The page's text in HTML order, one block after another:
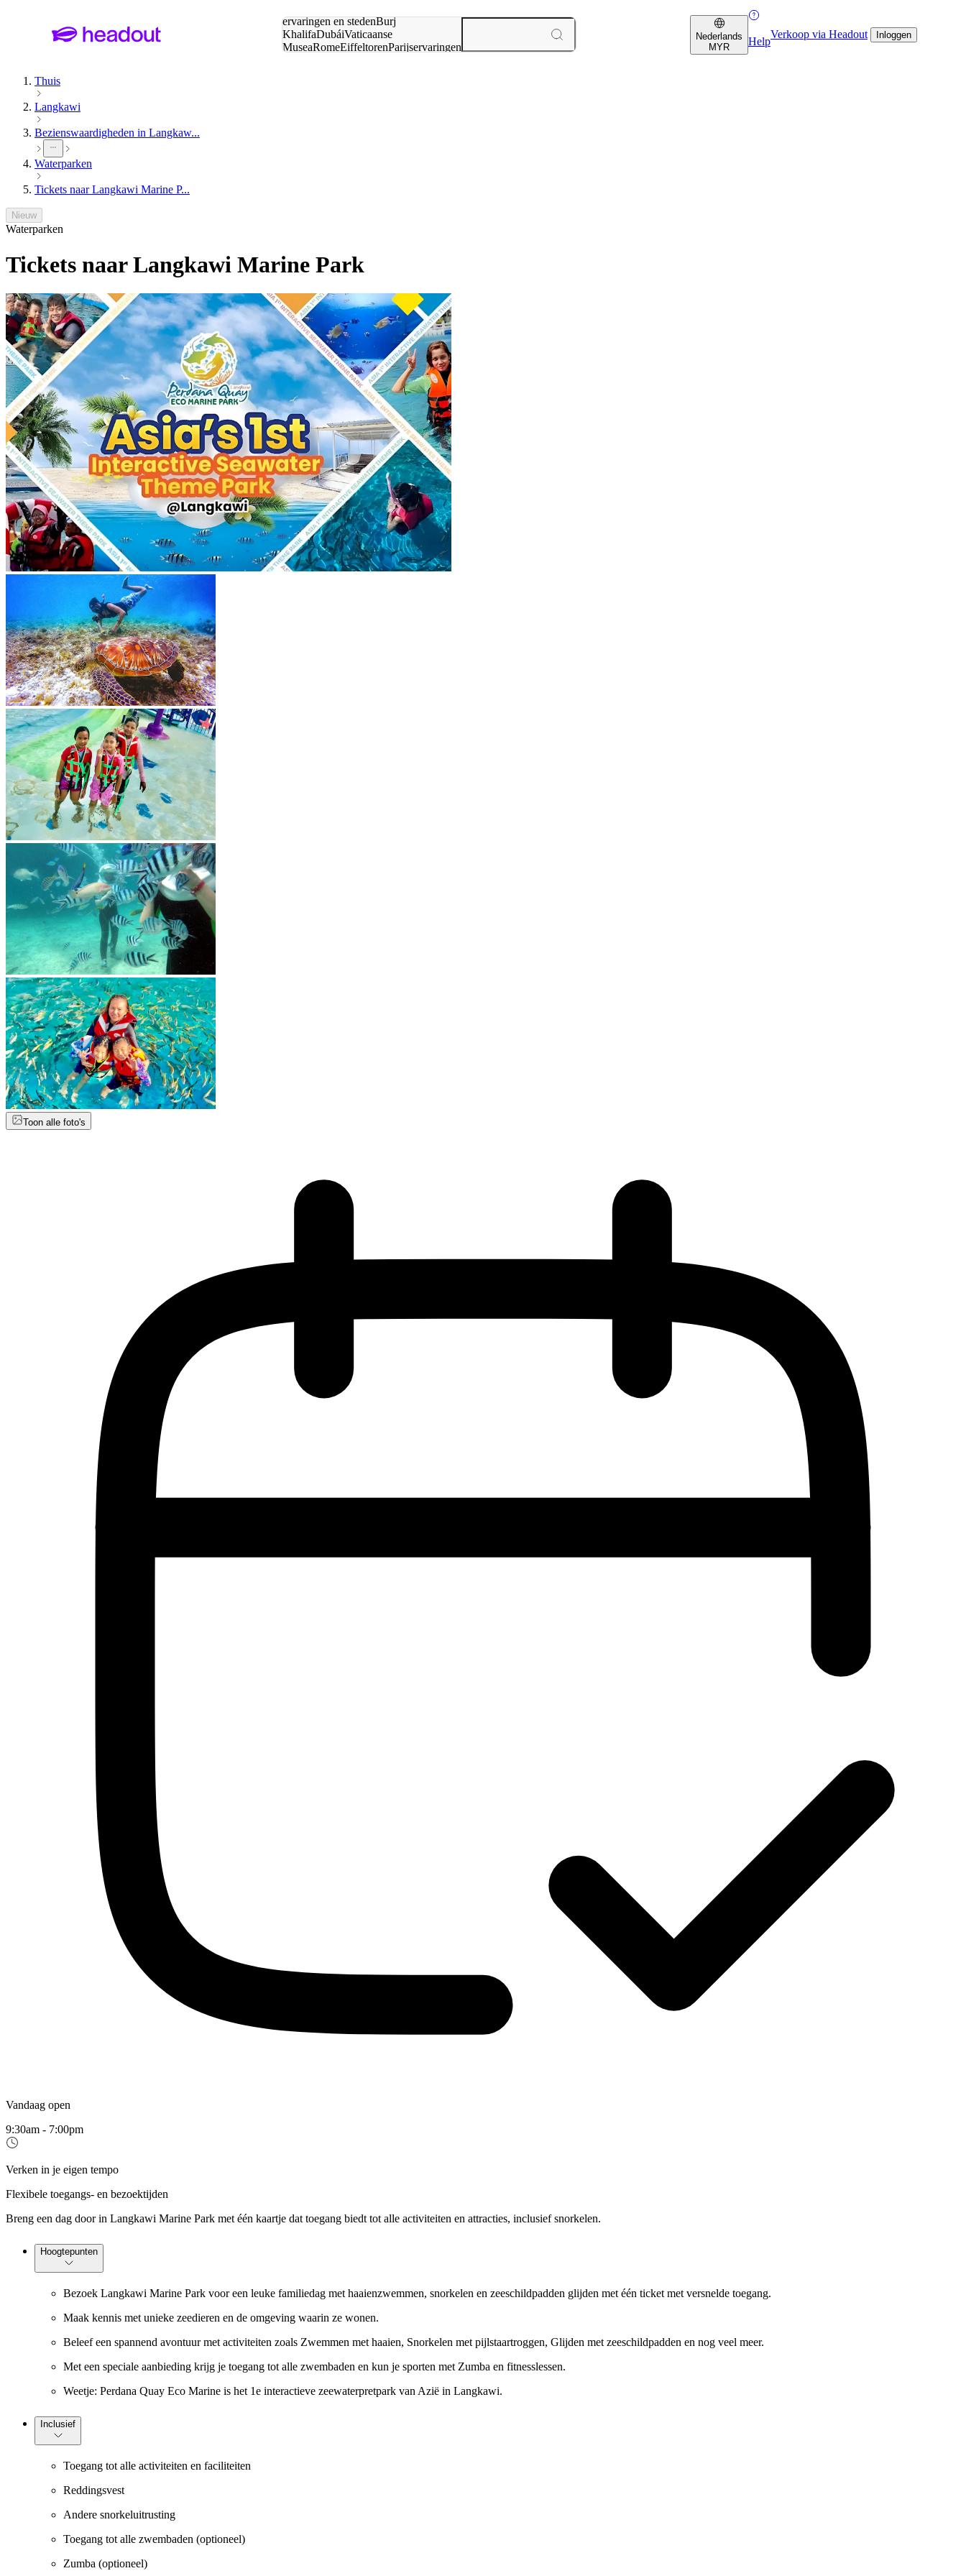
ervaringen en stedenBurj
KhalifaDubáiVaticaanse
MuseaRomeEiffeltorenParijservaringen
Nederlands
MYR
Help
Verkoop via Headout Inloggen
Thuis
Langkawi
Bezienswaardigheden in Langkaw...
Waterparken
Tickets naar Langkawi Marine P...
Nieuw
Waterparken
Tickets naar Langkawi Marine Park
Toon alle foto's
Vandaag open
9:30am - 7:00pm
Verken in je eigen tempo
Flexibele toegangs- en bezoektijden
Breng een dag door in Langkawi Marine Park met één kaartje dat toegang biedt tot alle activiteiten en attracties, inclusief snorkelen.
Hoogtepunten
Bezoek Langkawi Marine Park voor een leuke familiedag met haaienzwemmen, snorkelen en zeeschildpadden glijden met één ticket met versnelde toegang.
Maak kennis met unieke zeedieren en de omgeving waarin ze wonen.
Beleef een spannend avontuur met activiteiten zoals Zwemmen met haaien, Snorkelen met pijlstaartroggen, Glijden met zeeschildpadden en nog veel meer.
Met een speciale aanbieding krijg je toegang tot alle zwembaden en kun je sporten met Zumba en fitnesslessen.
Weetje: Perdana Quay Eco Marine is het 1e interactieve zeewaterpretpark van Azië in Langkawi.
Inclusief
Toegang tot alle activiteiten en faciliteiten
Reddingsvest
Andere snorkeluitrusting
Toegang tot alle zwembaden (optioneel)
Zumba (optioneel)